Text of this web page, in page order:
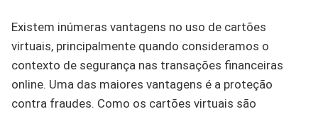
Existem inúmeras vantagens no uso de cartões
virtuais, principalmente quando consideramos o
contexto de segurança nas transações financeiras
online. Uma das maiores vantagens é a proteção
contra fraudes. Como os cartões virtuais são